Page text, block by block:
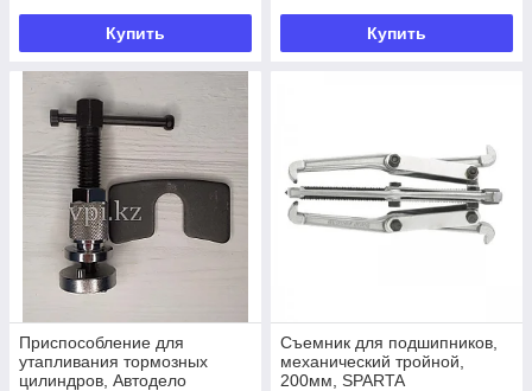
Купить Купить
Приспособление для
утапливания тормозных
цилиндров, Автодело
Съемник для подшипников,
механический тройной,
200мм, SPARTA